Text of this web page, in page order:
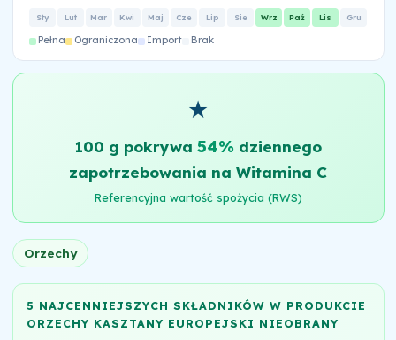
Sty Lut Mar Kwi Maj Cze Lip Sie Wrz Paź Lis Gru
Pełna Ograniczona Import Brak
★
100 g pokrywa 54%dziennego
zapotrzebowania na Witamina C
Referencyjna wartość spożycia (RWS)
Orzechy
5 NAJCENNIEJSZYCH SKŁADNIKÓW W PRODUKCIE
ORZECHY KASZTANY EUROPEJSKI NIEOBRANY